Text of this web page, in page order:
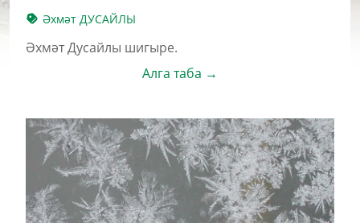
Әхмәт ДУСАЙЛЫ
Әхмәт Дусайлы шигыре.
Алга таба →